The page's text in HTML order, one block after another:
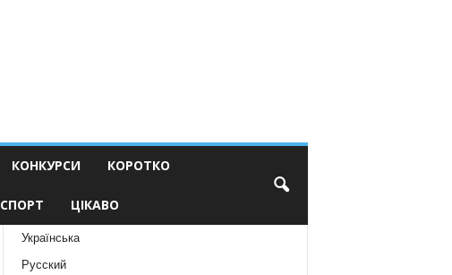
КОНКУРСИ КОРОТКО
СПОРТ ЦІКАВО
Українська
Русский